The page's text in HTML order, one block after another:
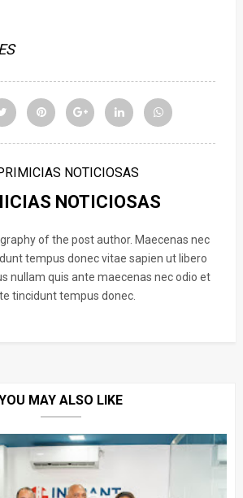
NOTICIOSAS
of the post author. Maecenas nec
tempus donec vitae sapien ut libero
nullam quis ante maecenas nec odio et
tincidunt tempus donec.
MAY ALSO LIKE